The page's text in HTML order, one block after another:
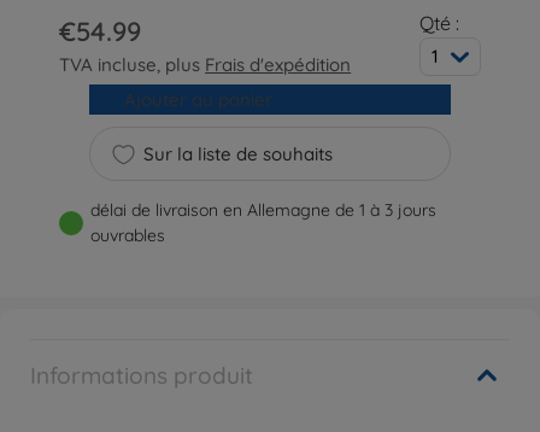
€54.99
TVA incluse, plus Frais d'expédition
Qté :
1
Sur la liste de souhaits
Ajouter au panier
délai de livraison en Allemagne de 1 à 3 jours
ouvrables
Informations produit